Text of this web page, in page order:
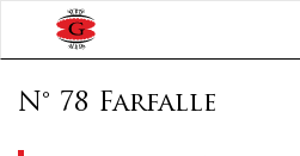
N° 78 Farfalle